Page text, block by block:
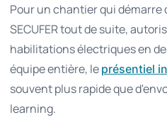
Pour un chantier qui
SECUFER tout de suite,
habilitations électriques en
équipe entière, le présentiel
souvent plus rapide que
learning.